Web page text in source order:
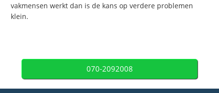
vakmensen werkt dan is de kans op verdere problemen
klein.
070-2092008